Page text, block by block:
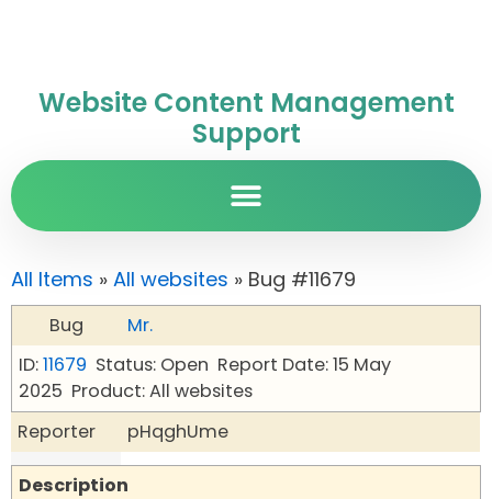
Website Content Management
Support
All Items » All websites » Bug #11679
Bug
Mr.
ID:11679 Status: Open Report Date: 15 May
2025 Product: All websites
Reporter
pHqghUme
Description